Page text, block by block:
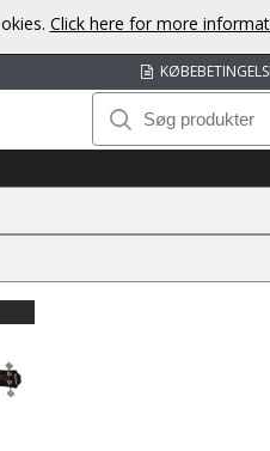
Click here for more